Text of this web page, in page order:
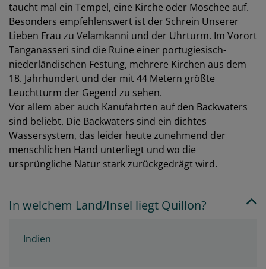
taucht mal ein Tempel, eine Kirche oder Moschee auf.
Besonders empfehlenswert ist der Schrein Unserer
Lieben Frau zu Velamkanni und der Uhrturm. Im Vorort
Tanganasseri sind die Ruine einer portugiesisch-
niederländischen Festung, mehrere Kirchen aus dem
18. Jahrhundert und der mit 44 Metern größte
Leuchtturm der Gegend zu sehen.
Vor allem aber auch Kanufahrten auf den Backwaters
sind beliebt. Die Backwaters sind ein dichtes
Wassersystem, das leider heute zunehmend der
menschlichen Hand unterliegt und wo die
ursprüngliche Natur stark zurückgedrägt wird.
In welchem Land/Insel liegt Quillon?
Indien